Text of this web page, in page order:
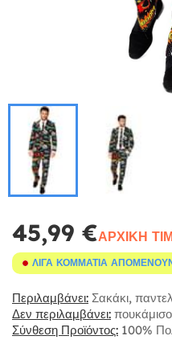
45,99 €ΑΡΧΙΚΉ
ΛΊΓΑ ΚΟΜΜΆΤΙΑ
Περιλαμβάνει: Σακάκι,
Δεν περιλαμβάνει:
Σύνθεση Προϊόντος: 100%